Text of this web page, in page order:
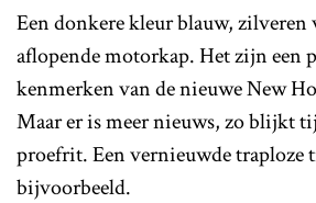
Een donkere kleur blauw, zilveren
aflopende motorkap. Het zijn een
kenmerken van de nieuwe New
Maar er is meer nieuws, zo blijkt
proefrit. Een vernieuwde traploze
bijvoorbeeld.